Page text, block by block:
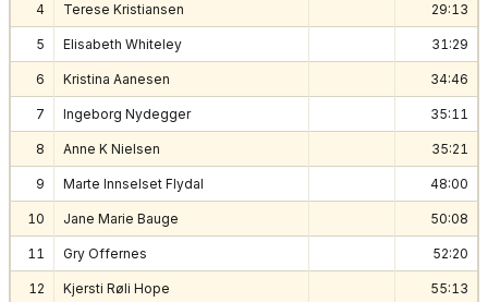
4 Terese Kristiansen 29:13
5 Elisabeth Whiteley 31:29
6 Kristina Aanesen 34:46
7 Ingeborg Nydegger 35:11
8 Anne K Nielsen 35:21
9 Marte Innselset Flydal 48:00
10 Jane Marie Bauge 50:08
11 Gry Offernes 52:20
12 Kjersti Røli Hope 55:13